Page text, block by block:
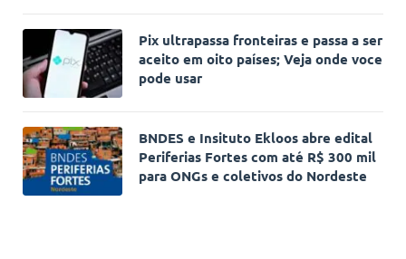
Pix ultrapassa fronteiras e passa a ser
aceito em oito países; Veja onde voce
pode usar
BNDES e Insituto Ekloos abre edital
Periferias Fortes com até R$ 300 mil
para ONGs e coletivos do Nordeste